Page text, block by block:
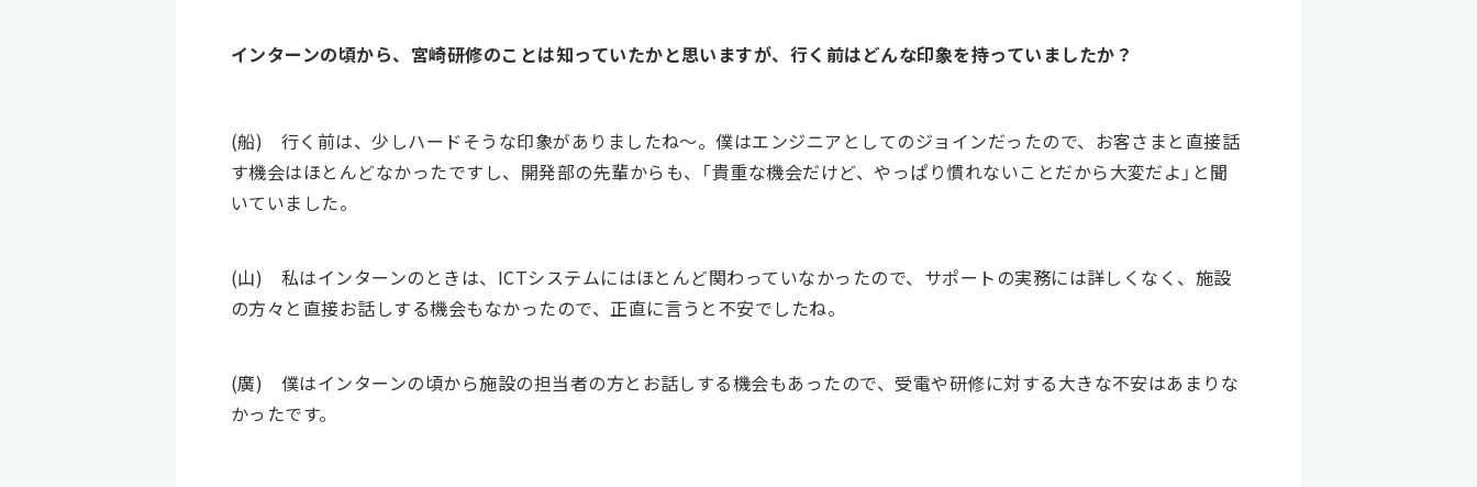
インターンの頃から、宮崎研修のことは知っていたかと思いますが、行く前はどんな印象を持っていましたか？
(船)
行く前は、少しハードそうな印象がありましたね〜。僕はエンジニアとしてのジョインだったので、お客さまと直接話
す機会はほとんどなかったですし、開発部の先輩からも、「貴重な機会だけど、やっぱり慣れないことだから大変だよ」と聞
いていました。
(山)
私はインターンのときは、ICTシステムにはほとんど関わっていなかったので、サポートの実務には詳しくなく、施設
の方々と直接お話しする機会もなかったので、正直に言うと不安でしたね。
(廣)
僕はインターンの頃から施設の担当者の方とお話しする機会もあったので、受電や研修に対する大きな不安はあまりな
かったです。